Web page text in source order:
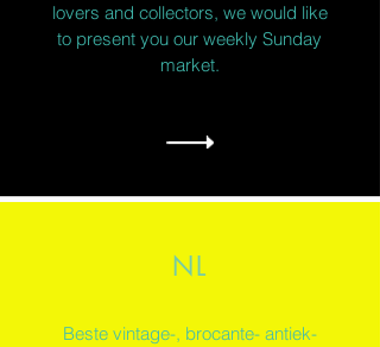
lovers and collectors, we would like
to present you our weekly Sunday
market.
NL
Beste vintage-, brocante- antiek-